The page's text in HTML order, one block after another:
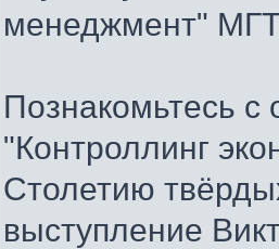
менеджмент"
Познакомьтесь
"Контроллинг
Столетию
выступление